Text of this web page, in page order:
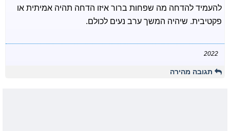
להעמיד להדחה מה שפחות ברור איזו הדחה תהיה אמיתית או
פקטיבית. שיהיה המשך ערב נעים לכולם.
2022
תגובה מהירה